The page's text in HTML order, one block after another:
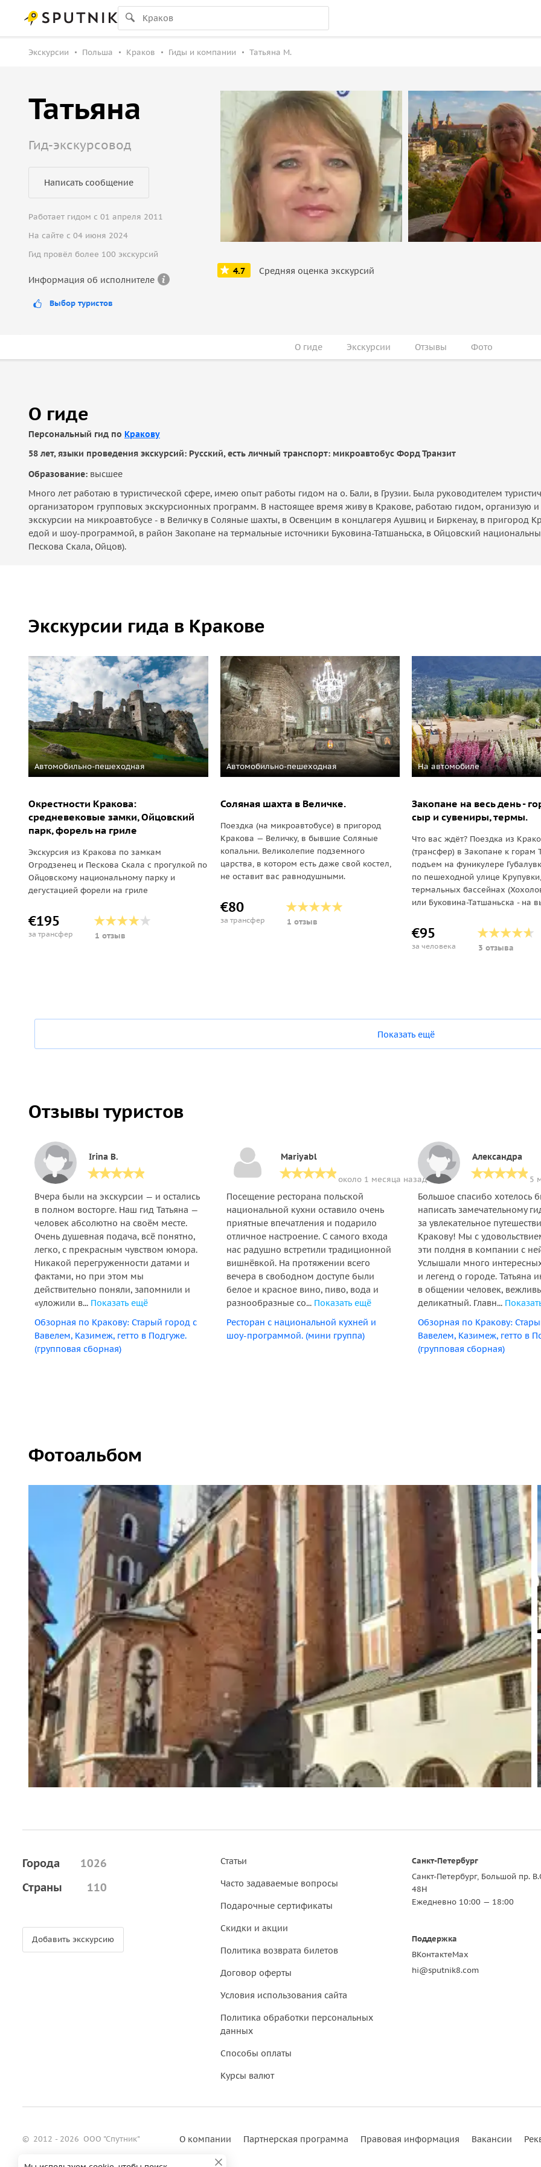
Экскурсии Польша Краков Гиды и компании Татьяна М.
Татьяна
Гид-экскурсовод
Написать сообщение
Работает гидом с 01 апреля 2011
На сайте с 04 июня 2024
Гид провёл более 100 экскурсий
Информация об исполнителе
Выбор туристов
4.7
О гиде Экскурсии Отзывы Фото
О гиде
Персональный гид по Кракову
58 лет, языки проведения экскурсий: Русский, есть личный транспорт: микроавтобус Форд Транзит
Образование: высшее
Много лет работаю в туристической сфере, имею опыт работы гидом на о. Бали, в Грузии. Была руководителем
организатором групповых экскурсионных программ. В настоящее время живу в Кракове, работаю гидом, организую
экскурсии на микроавтобусе - в Величку в Соляные шахты, в Освенцим в концлагеря Аушвиц и Биркенау, в пригород
едой и шоу-программой, в район Закопане на термальные источники Буковина-Татшаньска, в Ойцовский
Пескова Скала, Ойцов).
Экскурсии гида в Кракове
Автомобильно-пешеходная
Окрестности Кракова:
средневековые замки, Ойцовский
парк, форель на гриле
Экскурсия из Кракова по замкам
Огродзенец и Пескова Скала с прогулкой по
Ойцовскому национальному парку и
дегустацией форели на гриле
€195
за трансфер 1 отзыв
Автомобильно-пешеходная
Соляная шахта в Величке.
Поездка (на микроавтобусе) в пригород
Кракова — Величку, в бывшие Соляные
копальни. Великолепие подземного
царства, в котором есть даже свой костел,
не оставит вас равнодушными.
€80
за трансфер 1 отзыв
На автомобиле
Закопане на весь день -
сыр и сувениры, термы.
Что вас ждёт? Поездка из
(трансфер) в Закопане к горам
подъем на фуникулере
по пешеходной улице
термальных бассейнах
или Буковина-Татшаньска - на
€95
за человека 3 отзыва
Показать ещё
Отзывы туристов
Irina B.
Вчера были на экскурсии — и остались
в полном восторге. Наш гид Татьяна —
человек абсолютно на своём месте.
Очень душевная подача, всё понятно,
легко, с прекрасным чувством юмора.
Никакой перегруженности датами и
фактами, но при этом мы
действительно поняли, запомнили и
«уложили в... Показать ещё
Обзорная по Кракову: Старый город с
Вавелем, Казимеж, гетто в Подгуже.
(групповая сборная)
Mariyabl
около 1 месяца назад
Посещение ресторана польской
национальной кухни оставило очень
приятные впечатления и подарило
отличное настроение. С самого входа
нас радушно встретили традиционной
вишнёвкой. На протяжении всего
вечера в свободном доступе были
белое и красное вино, пиво, вода и
разнообразные со... Показать ещё
Ресторан с национальной кухней и
шоу-программой. (мини группа)
Александра
5
Большое спасибо хотелось
написать замечательному
за увлекательное
Кракову! Мы с
эти полдня в компании с
Услышали много
и легенд о городе. Татьяна
в общении человек,
деликатный. Главн...
Обзорная по Кракову:
Вавелем, Казимеж, гетто в
(групповая сборная)
Фотоальбом
Города
1026
Страны
110
Добавить экскурсию
Статьи
Часто задаваемые вопросы
Подарочные сертификаты
Скидки и акции
Политика возврата билетов
Договор оферты
Условия использования сайта
Политика обработки персональных
данных
Способы оплаты
Курсы валют
Санкт-Петербург
Санкт-Петербург, Большой пр.
48Н
Ежедневно 10:00 — 18:00
Поддержка
ВКонтактеMax
hi@sputnik8.com
О компании Партнерская программа Правовая информация Вакансии
© 2012 - 2026 ООО "Спутник"